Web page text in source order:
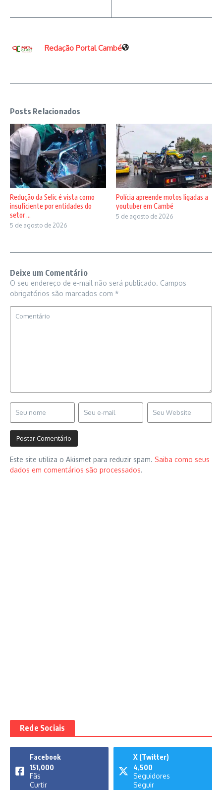
Redação Portal Cambé
Posts Relacionados
Redução da Selic é vista como
insuficiente por entidades do
setor ...
5 de agosto de 2026
Polícia apreende motos ligadas a
youtuber em Cambé
5 de agosto de 2026
Deixe um Comentário
O seu endereço de e-mail não será publicado. Campos
obrigatórios são marcados com *
Este site utiliza o Akismet para reduzir spam. Saiba como seus
dados em comentários são processados.
Rede Sociais
Facebook
151,000
Fãs
Curtir
X (Twitter)
4,500
Seguidores
Seguir